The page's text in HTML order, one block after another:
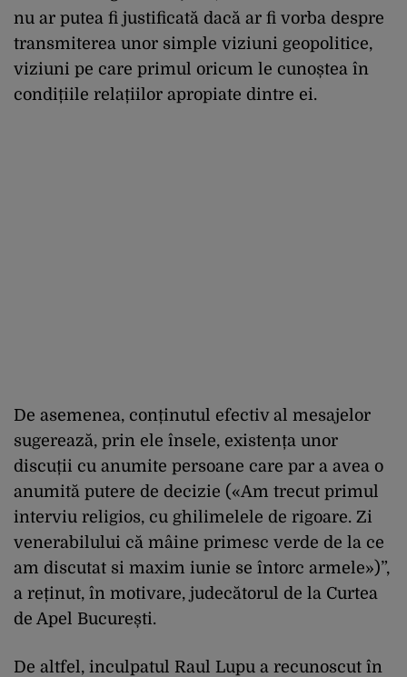
nu ar putea fi justificată dacă ar fi vorba despre
transmiterea unor simple viziuni geopolitice,
viziuni pe care primul oricum le cunoștea în
condițiile relațiilor apropiate dintre ei.
De asemenea, conținutul efectiv al mesajelor
sugerează, prin ele însele, existența unor
discuții cu anumite persoane care par a avea o
anumită putere de decizie («Am trecut primul
interviu religios, cu ghilimelele de rigoare. Zi
venerabilului că mâine primesc verde de la ce
am discutat si maxim iunie se întorc armele»)”,
a reținut, în motivare, judecătorul de la Curtea
de Apel București.
De altfel, inculpatul Raul Lupu a recunoscut în